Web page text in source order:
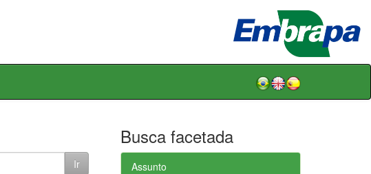
Busca facetada
Assunto